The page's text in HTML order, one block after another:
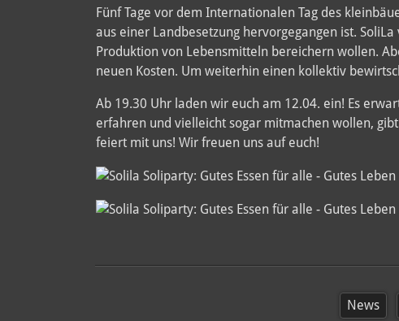
Fünf Tage vor dem Internationalen Tag des
aus einer Landbesetzung hervorgegangen ist.
Produktion von Lebensmitteln bereichern wollen.
neuen Kosten. Um weiterhin einen kollektiv
Ab 19.30 Uhr laden wir euch am 12.04. ein! Es
erfahren und vielleicht sogar mitmachen wollen,
feiert mit uns! Wir freuen uns auf euch!
News